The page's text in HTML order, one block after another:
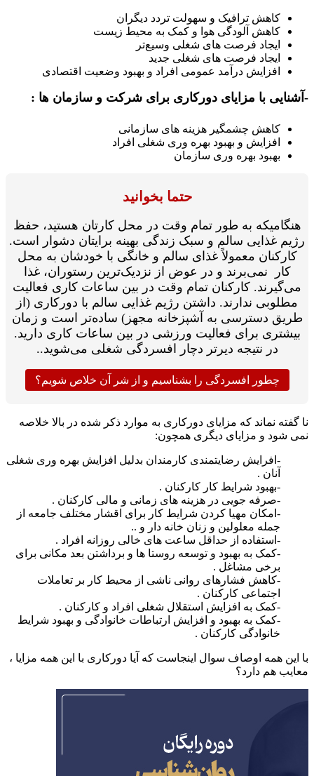
کاهش ترافیک و سهولت تردد دیگران
کاهش آلودگی هوا و کمک به محیط زیست
ایجاد فرصت های شغلی وسیع‌تر
ایجاد فرصت های شغلی جدید
افزایش درآمد عمومی افراد و بهبود وضعیت اقتصادی
با مزایای دورکاری برای شرکت و سازمان ها :
کاهش چشمگیر هزینه های سازمانی
افزایش و بهبود بهره وری شغلی افراد
بهبود بهره وری سازمان
حتما بخوانید
به طور تمام وقت در محل کارتان هستید، حفظ
غذایی سالم و سبک زندگی بهینه برایتان دشوار است.
معمولاً غذای سالم و خانگی با خودشان به محل
کار نمی‌برند و در عوض از نزدیک‌ترین رستوران، غذا
کارکنان تمام وقت در بین ساعات کاری فعالیت
ندارند. داشتن رژیم غذایی سالم با دورکاری (از
دسترسی به آشپزخانه مجهز) ساده‌تر است و زمان
برای فعالیت ورزشی در بین ساعات کاری دارید.
در نتیجه دیرتر دچار افسردگی شغلی می‌شوید..
چطور افسردگی را بشناسیم و از شر آن خلاص شویم؟
نماند که مزایای دورکاری به موارد ذکر شده در بالا خلاصه
شود و مزایای دیگری همچون:
-افرایش رضایتمندی کارمندان بدلیل افزایش بهره وری شغلی
-بهبود شرایط کار کارکنان .
-صرفه جویی در هزینه های زمانی و مالی کارکنان .
-امکان مهیا کردن شرایط کار برای اقشار مختلف جامعه از
جمله معلولین و زنان خانه دار و ..
-استفاده از حداقل ساعت های خالی روزانه افراد .
-کمک به بهبود و توسعه روستا ها و برداشتن بعد مکانی برای
برخی مشاغل .
-کاهش فشارهای روانی ناشی از محیط کار بر تعاملات
اجتماعی کارکنان .
-کمک به افزایش استقلال شغلی افراد و کارکنان .
-کمک به بهبود و افزایش ارتباطات خانوادگی و بهبود شرایط
خانوادگی کارکنان .
همه اوصاف سوال اینجاست که آیا دورکاری با این همه مزایا ،
هم دارد؟